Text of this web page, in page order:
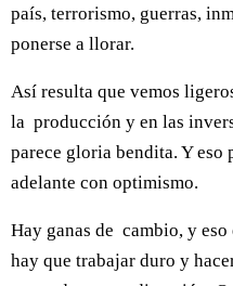
país, terrorismo, guerras,
ponerse a llorar.
Así resulta que vemos
la producción y en las
parece gloria bendita. Y eso
adelante con optimismo.
Hay ganas de cambio, y
hay que trabajar duro y